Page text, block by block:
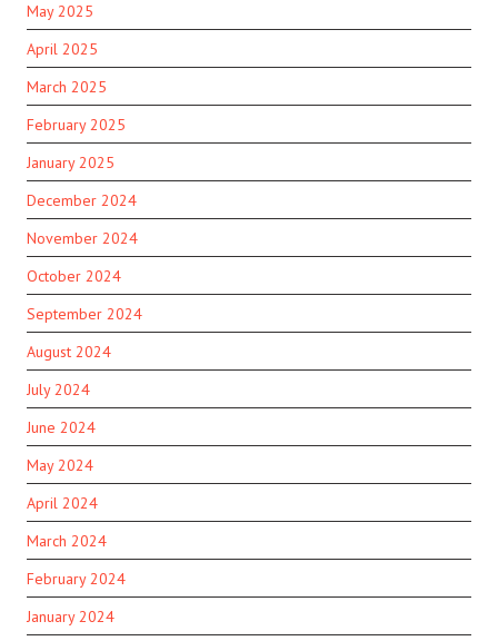
May 2025
April 2025
March 2025
February 2025
January 2025
December 2024
November 2024
October 2024
September 2024
August 2024
July 2024
June 2024
May 2024
April 2024
March 2024
February 2024
January 2024